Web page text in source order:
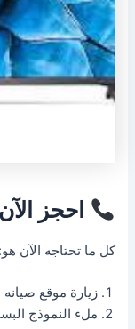
احجز
كل ما تحتاجه الآن هو:
زيارة موقع
ملء النموذج